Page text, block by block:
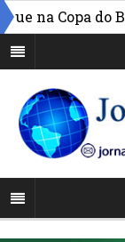
Copa do Brasil